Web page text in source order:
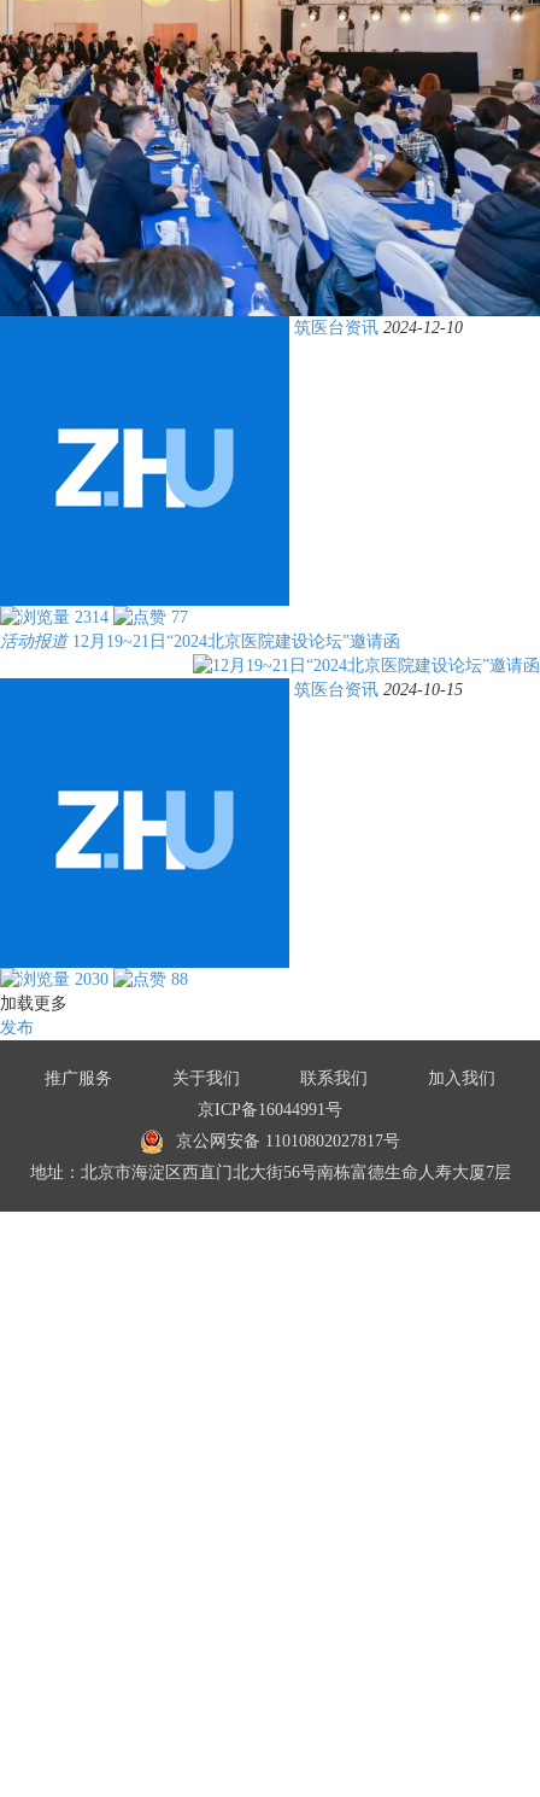
筑医台资讯 2024-12-10
2314
77
活动报道12月19~21日“2024北京医院建设论坛”邀请函
筑医台资讯 2024-10-15
2030
88
加载更多
发布
推广服务 关于我们 联系我们
加入我们
京ICP备16044991号
京公网安备 11010802027817号
地址：北京市海淀区西直门北大街56号南栋富德生命人寿大厦7层